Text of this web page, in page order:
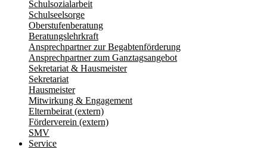
Schulsozialarbeit
Schulseelsorge
Oberstufenberatung
Beratungslehrkraft
Ansprechpartner zur Begabtenförderung
Ansprechpartner zum Ganztagsangebot
Sekretariat & Hausmeister
Sekretariat
Hausmeister
Mitwirkung & Engagement
Elternbeirat (extern)
Förderverein (extern)
SMV
Service